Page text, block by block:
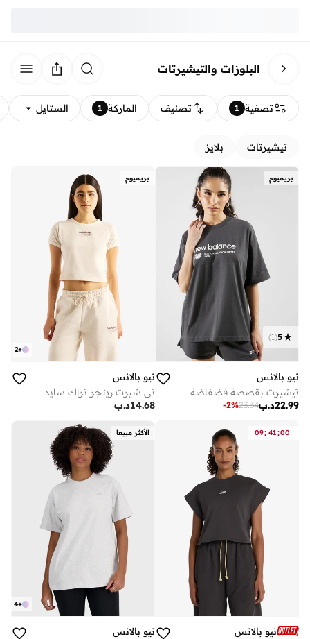
البلوزات والتيشيرتات
تصفية 1 تصنيف الماركة 1 الستايل
تيشيرتات بلايز
بريميوم
5
(
1
)
نيو بالانس
تيشيرت بقصصة فضفاضة
د.ب22.99
23.34
-2%
بريميوم
+
2
نيو بالانس
تي شيرت رينجر تراك سايد
د.ب14.68
09: 41:00
نيو بالانس
الأكثر مبيعا
+
4
نيو بالانس